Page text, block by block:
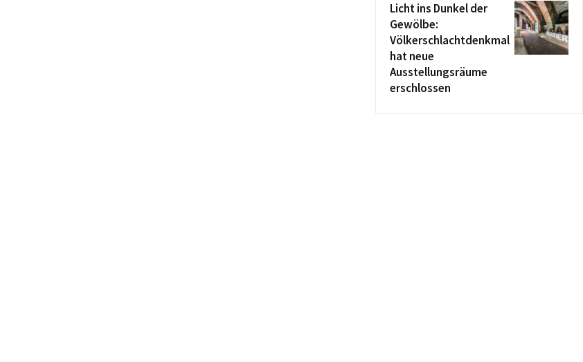
Licht ins Dunkel der
Gewölbe:
Völkerschlachtdenkmal
hat neue
Ausstellungsräume
erschlossen